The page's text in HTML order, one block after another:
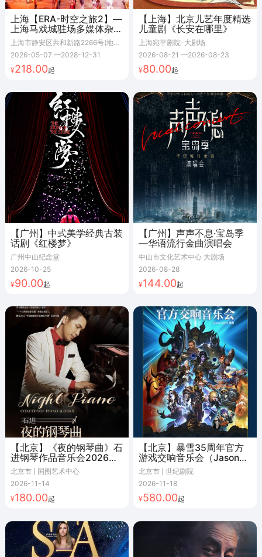
上海【ERA-时空之旅2】—
上海马戏城驻场多媒体杂技
剧
上海市静安区共和新路2266号(地铁1号线上海马戏城站3号口)
2026-05-07 —2028-12-31
218.00起
【上海】北京儿艺年度精选
儿童剧《长安在哪里》
上海宛平剧院-大剧场
2026-08-21—2026-08-23
80.00起
【广州】中式美学经典古装
话剧《红楼梦》
广州中山纪念堂
2026-10-25
90.00起
【广州】声声不息·宝岛季
—华语流行金曲演唱会
中山市文化艺术中心 大剧场
2026-08-28
144.00起
【北京】《夜的钢琴曲》石
进钢琴作品音乐会2026北
京站
北京市 | 国图艺术中心
2026-11-14
180.00起
【北京】暴雪35周年官方
游戏交响音乐会（Jason
Hayes领衔）
北京市 | 世纪剧院
2026-11-18
580.00起